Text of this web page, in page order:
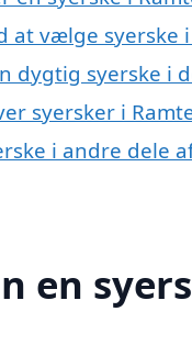
at vælge syerske
dygtig syerske i
syersker i
i andre dele
en